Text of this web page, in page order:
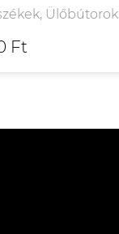
Ülőbútorok
Ft